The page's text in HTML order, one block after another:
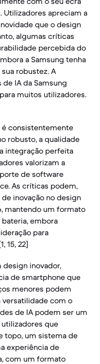
Utilizadores apreciam a
que o design
algumas críticas
percebida do
a Samsung tenha
robustez. A
IA da Samsung
muitos utilizadores.
é consistentemente
robusto, a qualidade
integração perfeita
valorizam a
de software
As críticas podem,
inovação no design
mantendo um formato
embora
para
15, 22]
inovador,
de smartphone que
menores podem
versatilidade com o
de IA podem ser um
que
topo, um sistema de
experiência de
com um formato